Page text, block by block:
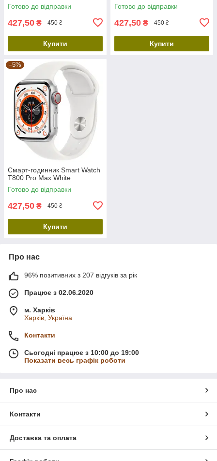
Готово до відправки
427,50 ₴ 450 ₴
Купити
Готово до відправки
427,50 ₴ 450 ₴
Купити
–5%
Смарт-годинник Smart Watch
T800 Pro Max White
Готово до відправки
427,50 ₴ 450 ₴
Купити
Про нас
96% позитивних з 207 відгуків за рік
Працює з 02.06.2020
м. Харків
Харків, Україна
Контакти
Сьогодні працює з 10:00 до 19:00
Показати весь графік роботи
Про нас
Контакти
Доставка та оплата